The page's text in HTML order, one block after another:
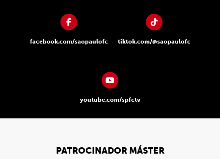
facebook.com/saopaulofc tiktok.com/@saopaulofc
youtube.com/spfctv
PATROCINADOR MÁSTER